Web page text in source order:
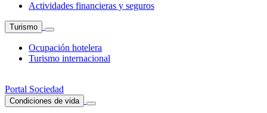
Actividades financieras y seguros
Turismo
Ocupación hotelera
Turismo internacional
Portal Sociedad
Condiciones de vida